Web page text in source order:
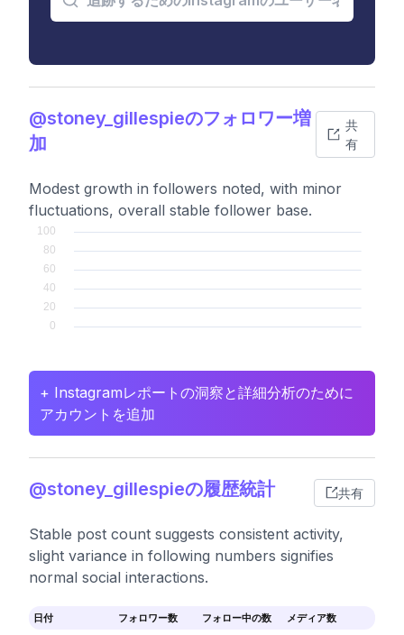
@stoney_gillespieのフォロワー増
加
共
有
Modest growth in followers noted, with minor
fluctuations, overall stable follower base.
+ Instagramレポートの洞察と詳細分析のために
アカウントを追加
@stoney_gillespieの履歴統計 共有
Stable post count suggests consistent activity,
slight variance in following numbers signifies
normal social interactions.
日付 フォロワー数 フォロー中の数 メディア数